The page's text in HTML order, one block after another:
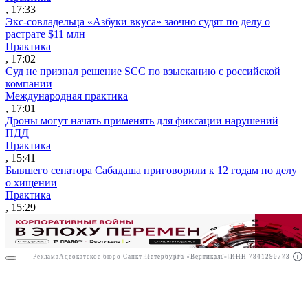
РекламаООО "Право.ру" ИНН: 7704835288
, 17:33
Экс-совладельца «Азбуки вкуса» заочно судят по делу о
растрате $11 млн
Практика
, 17:02
Суд не признал решение SCC по взысканию с российской
компании
Международная практика
, 17:01
Дроны могут начать применять для фиксации нарушений
ПДД
Практика
, 15:41
Бывшего сенатора Сабадаша приговорили к 12 годам по делу
о хищении
Практика
, 15:29
Реклама Адвокатское бюро Санкт-Петербурга «Вертикаль» ИНН 7841290773